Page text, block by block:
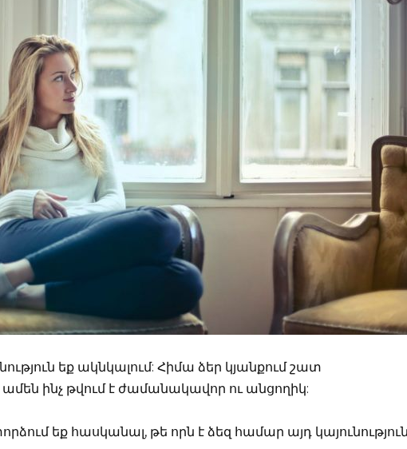
եք ակնկալում: Հիմա ձեր կյանքում շատ
ամեն ինչ թվում է ժամանակավոր ու անցողիկ:
եք հասկանալ, թե որն է ձեզ համար այդ